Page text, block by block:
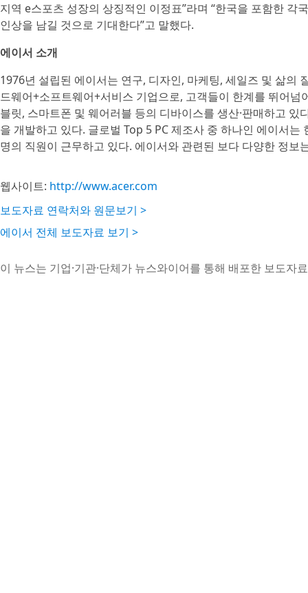
지역 e스포츠 성장의 상징적인 이정표”라며 “한국을 포함한
인상을 남길 것으로 기대한다”고 말했다.
에이서 소개
1976년 설립된 에이서는 연구, 디자인, 마케팅, 세일즈 및 삶의
드웨어+소프트웨어+서비스 기업으로, 고객들이 한계를 뛰어
블릿, 스마트폰 및 웨어러블 등의 디바이스를 생산·판매하고
을 개발하고 있다. 글로벌 Top 5 PC 제조사 중 하나인 에이서
명의 직원이 근무하고 있다. 에이서와 관련된 보다 다양한 정보
웹사이트: http://www.acer.com
보도자료 연락처와 원문보기 >
에이서 전체 보도자료 보기 >
이 뉴스는 기업·기관·단체가 뉴스와이어를 통해 배포한 보도자